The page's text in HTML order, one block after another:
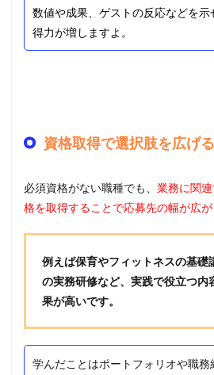
数値や成果、ゲストの反応などを示
得力が増しますよ。
資格取得で選択肢を広げ
必須資格がない職種でも、 業務に関
格を取得することで応募先の幅が広が
例えば保育やフィットネスの基礎
の実務研修など、実践で役立つ内
果が高いです。
学んだことはポートフォリオや職務